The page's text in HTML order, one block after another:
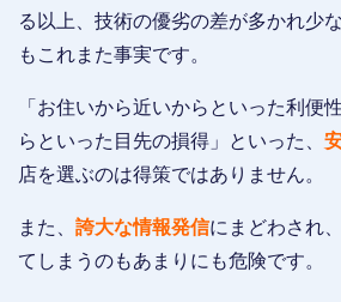
る以上、技術の優劣の差が多かれ少
もこれまた事実です。
「お住いから近いからといった利便
らといった目先の損得」といった、
店を選ぶのは得策ではありません。
また、 誇大な情報発信にまどわされ
てしまうのもあまりにも危険です。